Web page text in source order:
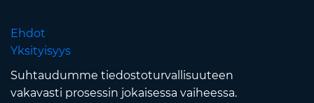
Ehdot
Yksityisyys
Suhtaudumme tiedostoturvallisuuteen
vakavasti prosessin jokaisessa vaiheessa.